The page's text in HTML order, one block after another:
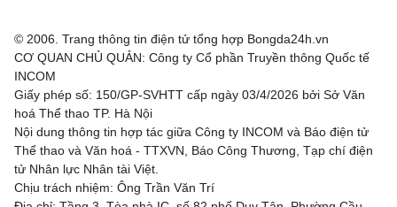
© 2006. Trang thông tin điện tử tổng hợp Bongda24h.vn
CƠ QUAN CHỦ QUẢN: Công ty Cổ phần Truyền thông Quốc tế
INCOM
Giấy phép số: 150/GP-SVHTT cấp ngày 03/4/2026 bởi Sở Văn
hoá Thể thao TP. Hà Nội
Nội dung thông tin hợp tác giữa Công ty INCOM và Báo điện tử
Thể thao và Văn hoá - TTXVN, Báo Công Thương, Tạp chí điện
tử Nhân lực Nhân tài Việt.
Chịu trách nhiệm: Ông Trần Văn Trí